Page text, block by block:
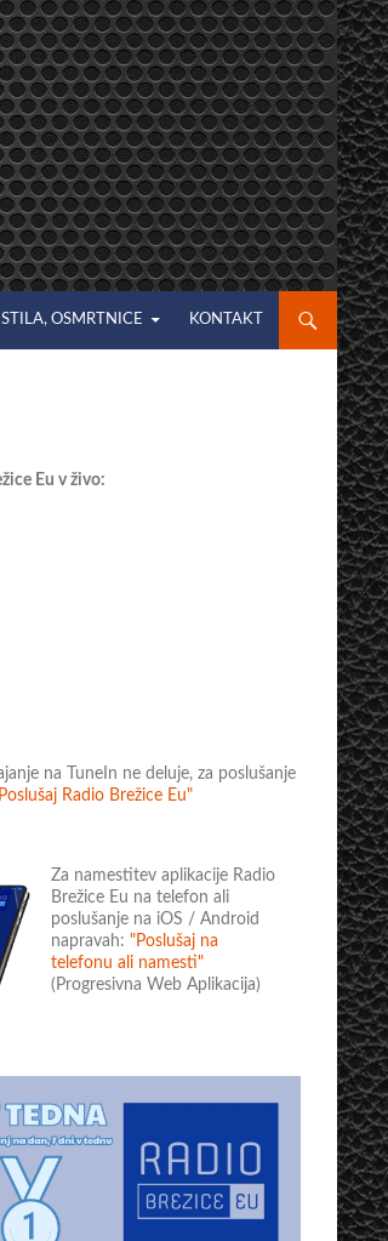
OSMRTNICE KONTAKT
Eu v živo:
na TuneIn ne deluje, za poslušanje
Radio Brežice Eu"
Za namestitev aplikacije Radio
Brežice Eu na telefon ali
poslušanje na iOS / Android
napravah: "Poslušaj na
telefonu ali namesti"
(Progresivna Web Aplikacija)